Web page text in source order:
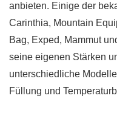
anbieten. Einige der
Carinthia, Mountain
Bag, Exped, Mammut
seine eigenen Stärken
unterschiedliche
Füllung und